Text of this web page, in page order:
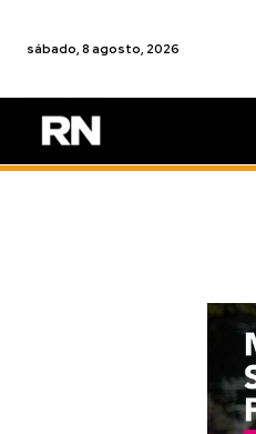
sábado, 8 agosto, 2026